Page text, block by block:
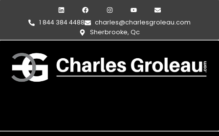
1 844 384 4488
charles@charlesgroleau.com
Sherbrooke, Qc